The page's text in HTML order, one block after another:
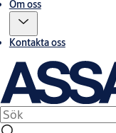
Om oss
Kontakta oss